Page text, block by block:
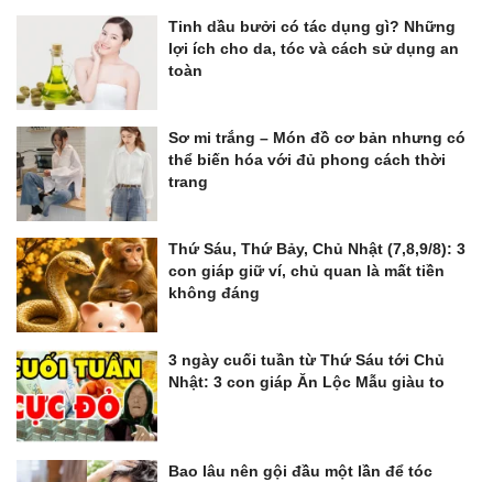
Tinh dầu bưởi có tác dụng gì? Những
lợi ích cho da, tóc và cách sử dụng an
toàn
Sơ mi trắng – Món đồ cơ bản nhưng có
thể biến hóa với đủ phong cách thời
trang
Thứ Sáu, Thứ Bảy, Chủ Nhật (7,8,9/8): 3
con giáp giữ ví, chủ quan là mất tiền
không đáng
3 ngày cuối tuần từ Thứ Sáu tới Chủ
Nhật: 3 con giáp Ăn Lộc Mẫu giàu to
Bao lâu nên gội đầu một lần để tóc